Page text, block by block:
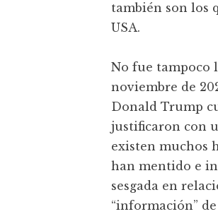
también son los
USA.
No fue tampoco
noviembre de
Donald Trump
justificaron con
existen muchos
han mentido e
sesgada en
“información”